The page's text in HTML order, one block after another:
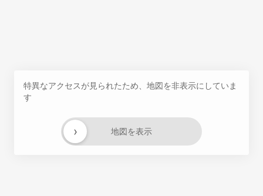
特異なアクセスが見られたため、地図を非表示にしていま
す
地図を表示
›